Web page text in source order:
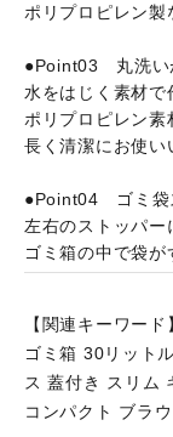
ポリプロピレン
●Point03 丸洗い
水をはじく素材で
ポリプロピレン素
長く清潔にお使い
●Point04 ゴミ袋
左右のストッパ
ゴミ箱の中で袋が
【関連キーワード
ゴミ箱 30リット
ス 蓋付き スリム
コンパクト ブラ